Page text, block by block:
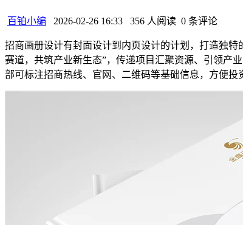
百铂小编 2026-02-26 16:33 356 人阅读 0 条评论
招商画册设计有封面设计到内页设计的计划，打造独
赛道，共筑产业新生态”，传递项目汇聚资源、引领产
部可标注招商热线、官网、二维码等基础信息，方便投